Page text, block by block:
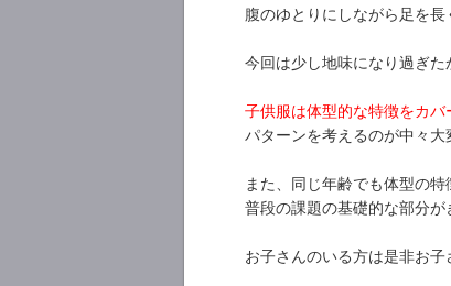
腹のゆとりにしながら足を長
今回は少し地味になり過ぎ
子供服は体型的な特徴をカ
パターンを考えるのが中々大
また、同じ年齢でも体型の
普段の課題の基礎的な部分が
お子さんのいる方は是非お子